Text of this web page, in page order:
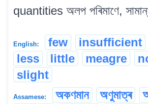
quantities অলপ পৰিমাণে,
English: few insufficient
less
little meagre
slight
Assamese: অকণমান অণুমাত্ৰ